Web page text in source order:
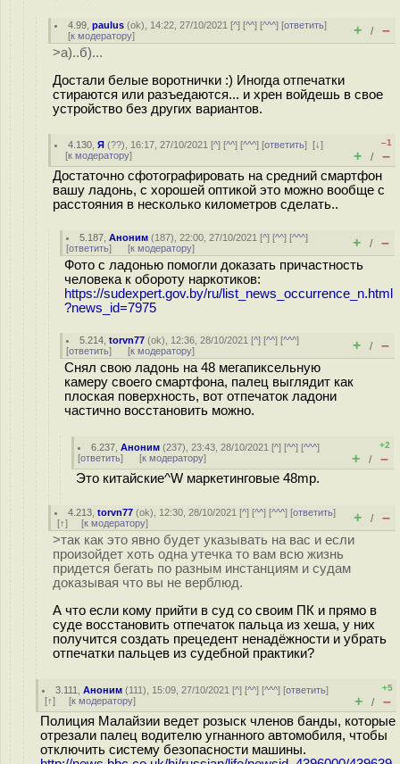
4.99 ,paulus (ok), 14:22, 27/10/2021 [^] [^^] [^^^] [ответить]
[к модератору] + / –
>а)..б)...
Достали белые воротнички :) Иногда отпечатки
стираются или разъедаются... и хрен войдешь в свое
устройство без других вариантов.
4.130 ,Я (??), 16:17, 27/10/2021 [^] [^^] [^^^] [ответить][↓]
[к модератору]
–1
+ / –
Достаточно сфотографировать на средний смартфон
вашу ладонь, с хорошей оптикой это можно вообще с
расстояния в несколько километров сделать..
5.187 ,Аноним (187), 22:00, 27/10/2021 [^] [^^] [^^^]
[ответить] [к модератору] + / –
Фото с ладонью помогли доказать причастность
человека к обороту наркотиков:
https://sudexpert.gov.by/ru/list_news_occurrence_n.html
?news_id=7975
5.214 ,torvn77 (ok), 12:36, 28/10/2021 [^] [^^] [^^^]
[ответить] [к модератору] + / –
Снял свою ладонь на 48 мегапиксельную
камеру своего смартфона, палец выглядит как
плоская поверхность, вот отпечаток ладони
частично восстановить можно.
6.237 ,Аноним (237), 23:43, 28/10/2021 [^] [^^] [^^^]
[ответить] [к модератору]
+2
+ / –
Это китайские^W маркетинговые 48mp.
4.213 ,torvn77 (ok), 12:30, 28/10/2021 [^] [^^] [^^^] [ответить]
[↑] [к модератору] + / –
>так как это явно будет указывать на вас и если
произойдет хоть одна утечка то вам всю жизнь
придется бегать по разным инстанциям и судам
доказывая что вы не верблюд.
А что если кому прийти в суд со своим ПК и прямо в
суде восстановить отпечаток пальца из хеша, у них
получится создать прецедент ненадёжности и убрать
отпечатки пальцев из судебной практики?
3.111 ,Аноним (111), 15:09, 27/10/2021 [^] [^^] [^^^] [ответить]
[↑] [к модератору]
+5
+ / –
Полиция Малайзии ведет розыск членов банды, которые
отрезали палец водителю угнанного автомобиля, чтобы
отключить систему безопасности машины.